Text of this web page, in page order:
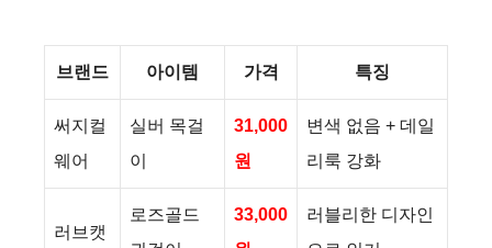
브랜드 아이템 가격 특징
써지컬
웨어
실버 목걸
이
31,000
원
변색 없음 + 데일
리룩 강화
러브캣
로즈골드
33,000
러블리한 디자인